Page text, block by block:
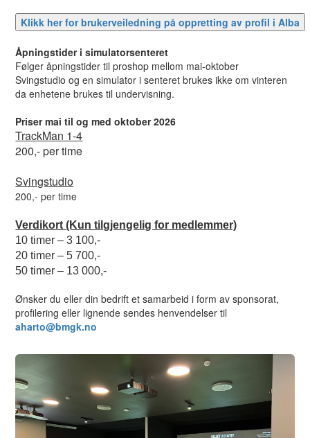
Åpningstider i simulatorsenteret
Følger åpningstider til proshop mellom mai-oktober
Svingstudio og en simulator i senteret brukes ikke om vinteren
da enhetene brukes til undervisning.
Priser mai til og med oktober 2026
TrackMan 1-4
200,- per time
Svingstudio
200,- per time
Verdikort (Kun tilgjengelig for medlemmer)
10 timer – 3 100,-
20 timer – 5 700,-
50 timer – 13 000,-
Ønsker du eller din bedrift et samarbeid i form av sponsorat,
profilering eller lignende sendes henvendelser til
aharto@bmgk.no